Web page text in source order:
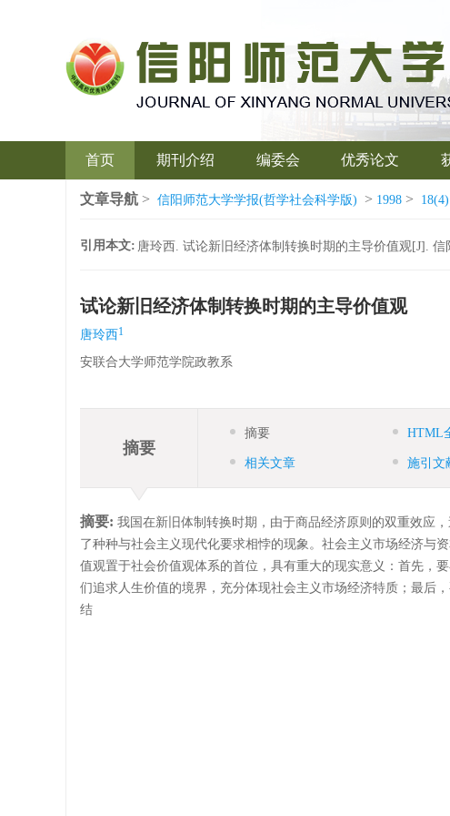
首页 期刊介绍 编委会 优秀论文
文章导航 > 信阳师范大学学报(哲学社会科学版) > 1998 > 18(4)
引用本文: 唐玲西. 试论新旧经济体制转换时期的主导价值观[J].
试论新旧经济体制转换时期的主导价值观
唐玲西1
安联合大学师范学院政教系
摘要
摘要 HTML
相关文章 施引文
摘要: 我国在新旧体制转换时期，由于商品经济原则的双重效应
了种种与社会主义现代化要求相悖的现象。社会主义市场经济与
值观置于社会价值观体系的首位，具有重大的现实意义：首先，
们追求人生价值的境界，充分体现社会主义市场经济特质；最后
结